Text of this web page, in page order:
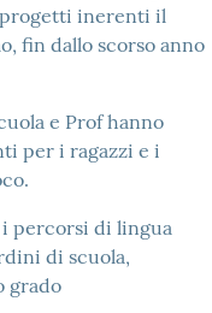
inerenti il
fin dallo scorso anno
e Prof hanno
per i ragazzi e i
percorsi di lingua
di scuola,
grado